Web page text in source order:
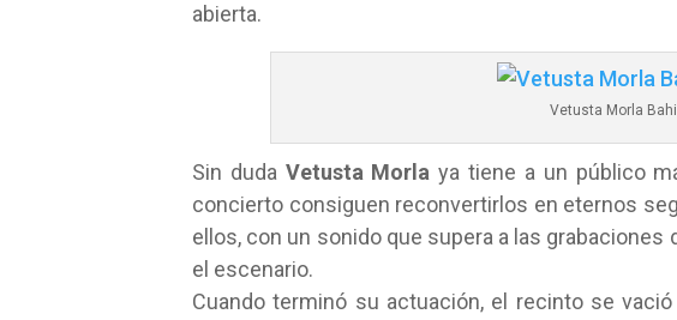
abierta.
Vetusta Morla
Sin duda Vetusta Morla ya tiene a un público
concierto consiguen reconvertirlos en eternos
ellos, con un sonido que supera a las
el escenario.
Cuando terminó su actuación, el recinto se